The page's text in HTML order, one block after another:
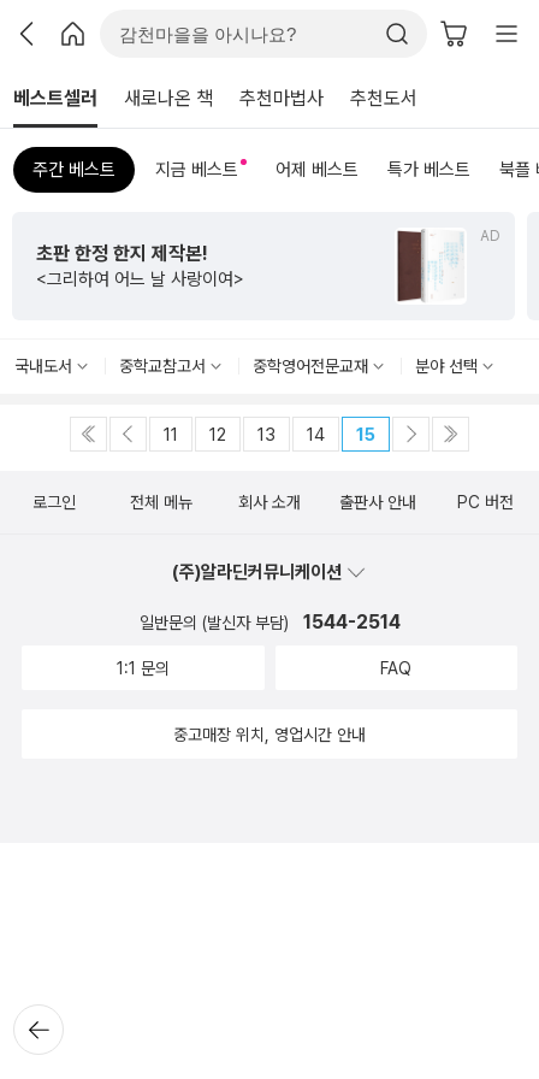
베스트셀러 새로나온 책 추천마법사 추천도서
주간 베스트 지금 베스트 어제 베스트 특가 베스트 북플
AD
초판 한정 한지 제작본!
<그리하여 어느 날 사랑이여>
국내도서 중학교참고서 중학영어전문교재 분야 선택
11 12 13 14 15
뒤로가
기
로그인 전체 메뉴 회사 소개 출판사 안내 PC 버전
(주)알라딘커뮤니케이션
일반문의 (발신자 부담) 1544-2514
1:1 문의 FAQ
중고매장 위치, 영업시간 안내